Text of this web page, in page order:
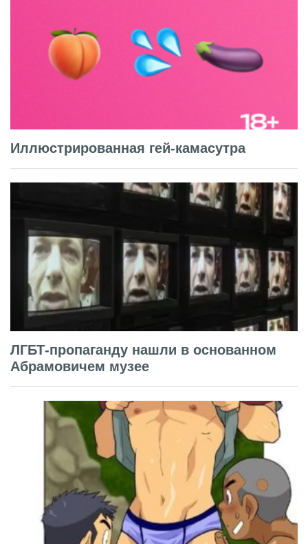
Иллюстрированная гей-камасутра
ЛГБТ-пропаганду нашли в основанном
Абрамовичем музее